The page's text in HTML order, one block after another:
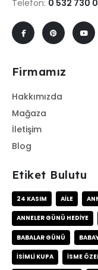
Telefon: 0 532 730
Firmamız
Hakkımızda
Mağaza
İletişim
Blog
Etiket Bulutu
24 KASIM AILE
ANNELER GÜNÜ HEDIYE
BABALAR GÜNÜ
ISIMLI KUPA ISME